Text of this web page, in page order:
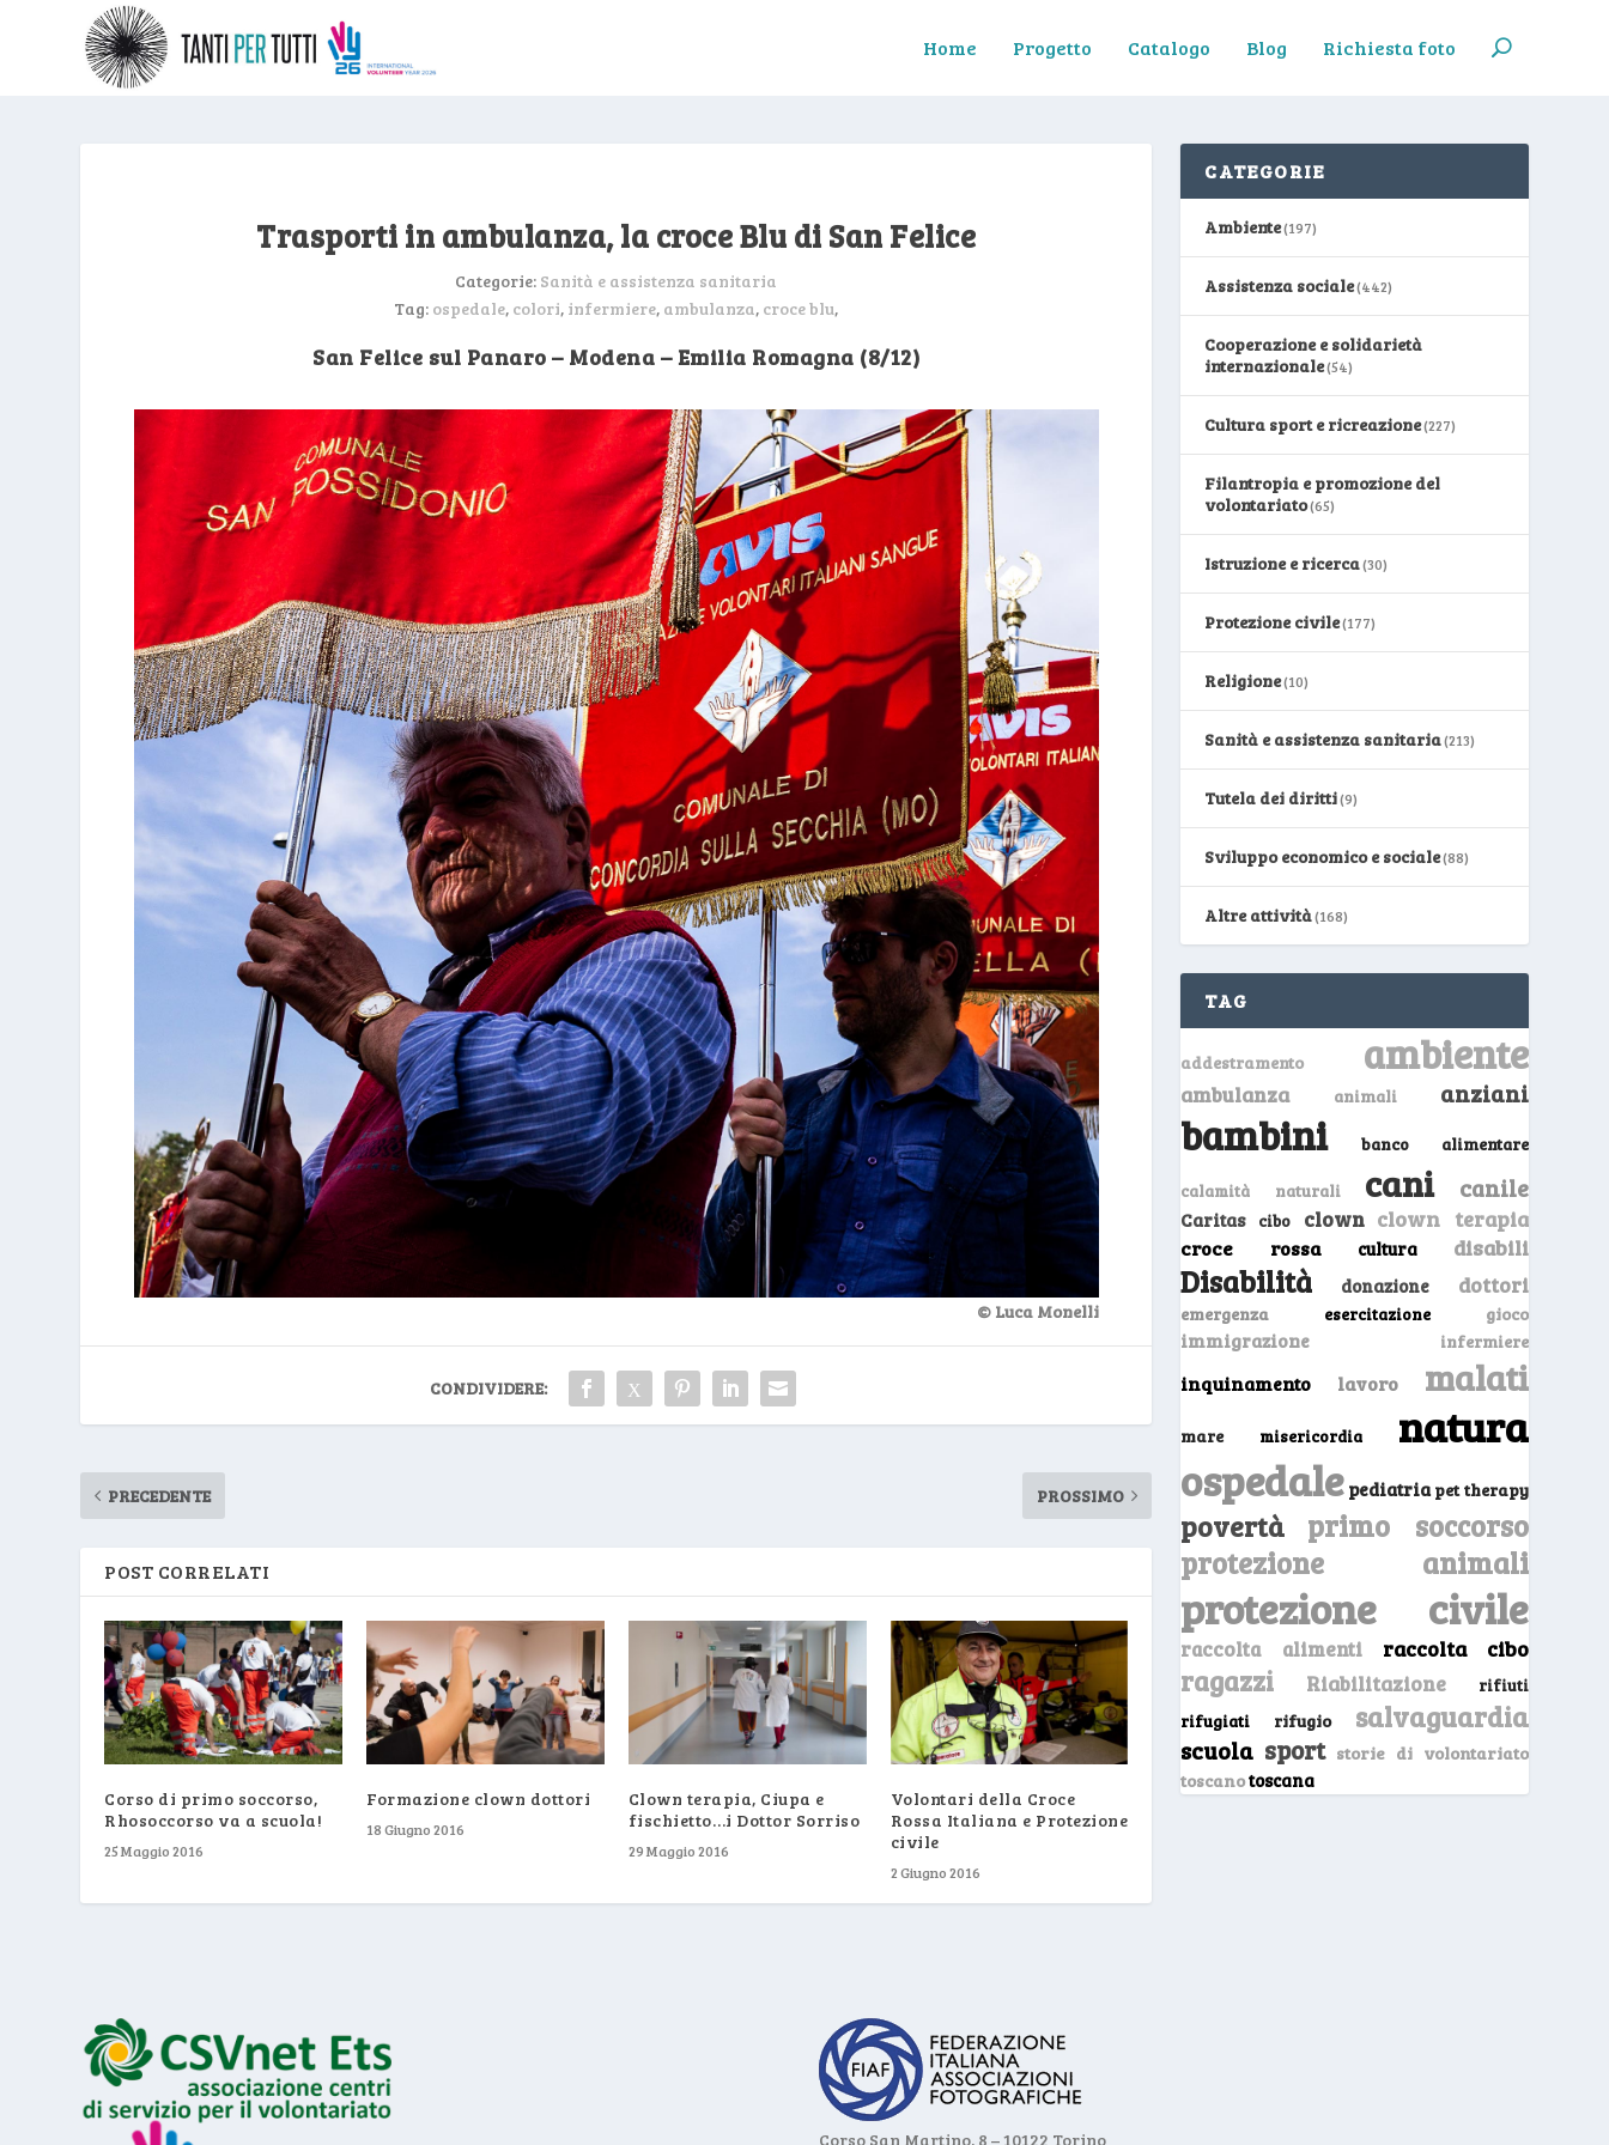
Home Progetto Catalogo Blog Richiesta foto
Trasporti in ambulanza, la croce Blu di San Felice
Categorie: Sanità e assistenza sanitaria
Tag: ospedale, colori, infermiere, ambulanza, croce blu,
San Felice sul Panaro – Modena – Emilia Romagna (8/12)
© Luca Monelli
CONDIVIDERE:
PRECEDENTE PROSSIMO
POST CORRELATI
Corso di primo soccorso,
Rhosoccorso va a scuola!
25 Maggio 2016
Formazione clown dottori
18 Giugno 2016
Clown terapia, Ciupa e
fischietto…i Dottor Sorriso
29 Maggio 2016
Volontari della Croce
Rossa Italiana e Protezione
civile
2 Giugno 2016
CATEGORIE
Ambiente(197)
Assistenza sociale(442)
Cooperazione e solidarietà
internazionale(54)
Cultura sport e ricreazione(227)
Filantropia e promozione del
volontariato(65)
Istruzione e ricerca(30)
Protezione civile(177)
Religione(10)
Sanità e assistenza sanitaria(213)
Tutela dei diritti(9)
Sviluppo economico e sociale(88)
Altre attività(168)
TAG
addestramento ambiente
ambulanza animali anziani
bambini banco alimentare
calamità naturali cani canile
Caritas cibo clown clown terapia
croce rossa cultura disabili
Disabilità donazione dottori
emergenza esercitazione gioco
immigrazione infermiere
inquinamento lavoro malati
mare misericordia natura
ospedale pediatria pet therapy
povertà
primo soccorso
protezione animali
protezione civile
raccolta alimenti raccolta cibo
ragazzi Riabilitazione
rifiuti
rifugiati
rifugio salvaguardia
scuola sport storie di volontariato
toscanotoscana
Corso San Martino, 8 – 10122 Torino